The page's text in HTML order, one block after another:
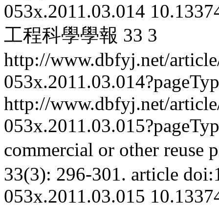
053x.2011.03.014
工程科學學報 33 3
http://www.dbfyj.net/
http://www.dbfyj.net/
commercial or other reuse
33(3): 296-301. article
053x.2011.03.015